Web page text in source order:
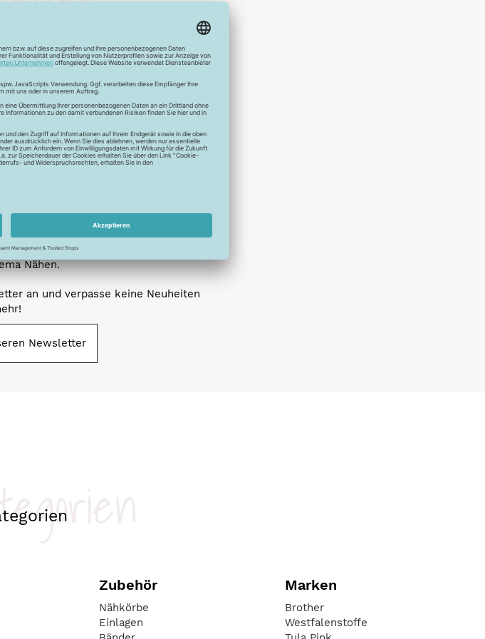
und profitiere von zahlreichen
Abonnent erfährst du als erstes
und Rabatten!
dich regelmäßig über die
Plane mit uns deine neuen
kreativen Ideen und Nähbeispielen
DIY-Ideen und verraten dir die
dich! Denn du erfährst vor allen
geplanten Events.
Chance auf tolle Preise rund um das
Nähen.
an und verpasse keine Neuheiten
Newsletter
Zubehör
Nähkörbe
Einlagen
Marken
Brother
Westfalenstoffe